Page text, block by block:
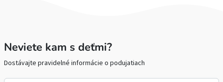
Neviete kam s deťmi?
Dostávajte pravidelné informácie o podujatiach